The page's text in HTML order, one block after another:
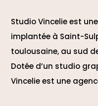
Studio Vincelie est
implantée à Saint-
toulousaine, au sud
Dotée d’un studio
Vincelie est une